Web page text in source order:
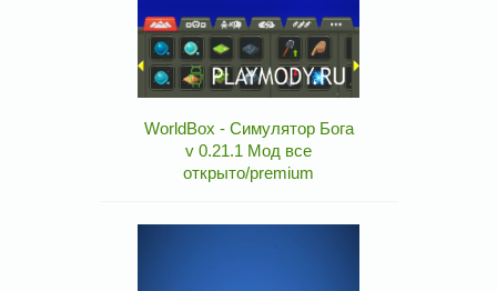
WorldBox - Симулятор Бога
v 0.21.1 Мод все
открыто/premium